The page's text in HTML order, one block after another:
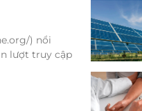
) nổi
lượt truy cập